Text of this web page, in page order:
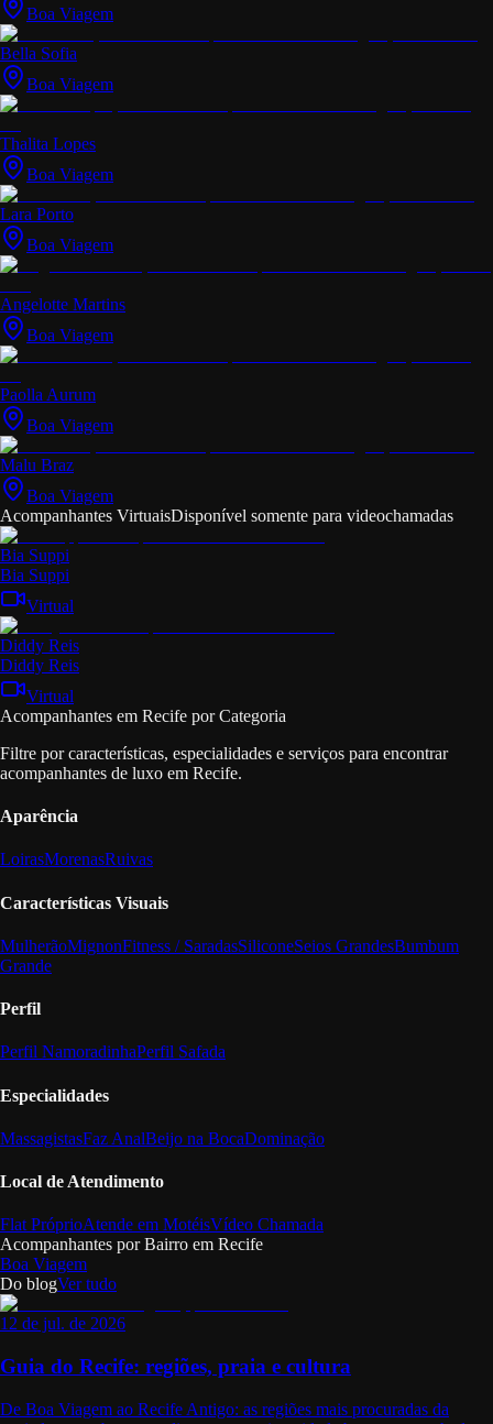
Boa Viagem
Bella Sofia
Boa Viagem
Thalita Lopes
Boa Viagem
Lara Porto
Boa Viagem
Angelotte Martins
Boa Viagem
Paolla Aurum
Boa Viagem
Malu Braz
Boa Viagem
Acompanhantes VirtuaisDisponível somente para videochamadas
Bia Suppi
Bia Suppi
Virtual
Diddy Reis
Diddy Reis
Virtual
Acompanhantes em Recife por Categoria
Filtre por características, especialidades e serviços para encontrar
acompanhantes de luxo em Recife.
Aparência
LoirasMorenasRuivas
Características Visuais
MulherãoMignonFitness / SaradasSiliconeSeios GrandesBumbum
Grande
Perfil
Perfil NamoradinhaPerfil Safada
Especialidades
MassagistasFaz AnalBeijo na BocaDominação
Local de Atendimento
Flat PróprioAtende em MotéisVídeo Chamada
Acompanhantes por Bairro em Recife
Boa Viagem
Do blogVer tudo
12 de jul. de 2026
Guia do Recife: regiões, praia e cultura
De Boa Viagem ao Recife Antigo: as regiões mais procuradas da